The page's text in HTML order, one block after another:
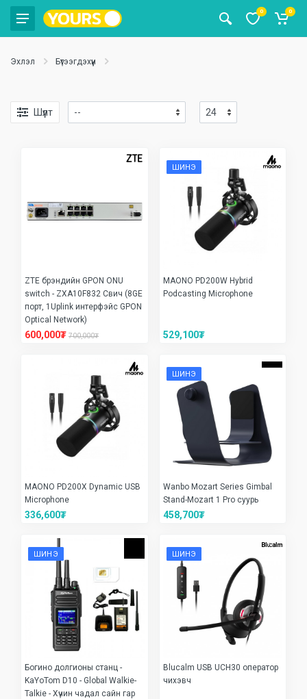
0 0
Эхлэл Бүтээгдэхүүн
Шүүлт
ZTE брэндийн GPON ONU
switch - ZXA10F832 Свич (8GE
порт, 1Uplink интерфэйс GPON
Optical Network)
600,000₮ 700,000₮
ШИНЭ
MAONO PD200W Hybrid
Podcasting Microphone
529,100₮
MAONO PD200X Dynamic USB
Microphone
336,600₮
ШИНЭ
Wanbo Mozart Series Gimbal
Stand-Mozart 1 Pro суурь
458,700₮
ШИНЭ
Богино долгионы станц -
KaYoTom D10 - Global Walkie-
Talkie - Хүчин чадал сайн гар
ШИНЭ
Blucalm USB UCH30 оператор
чихэвч